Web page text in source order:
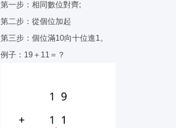
第一步：相同數位對齊;
第二步：從個位加起
第三步：個位滿10向十位進1。
例子：19＋11＝？